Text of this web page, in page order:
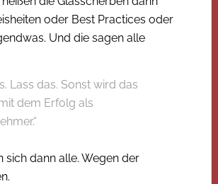
oder Best Practices oder
Und die sagen alle
Lass das. Sonst wird das
dem Erfolg als
sich dann alle. Wegen der